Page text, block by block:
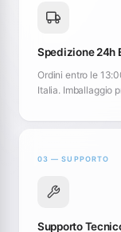
Spedizione 24h
Ordini entro le
Italia. Imballaggio
03 — SUPPORTO
Supporto